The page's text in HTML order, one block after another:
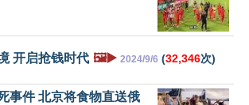
开启抢钱时代 🖼️▶️ 2024/9/6 (32,346次)
事件 北京将食物直送俄